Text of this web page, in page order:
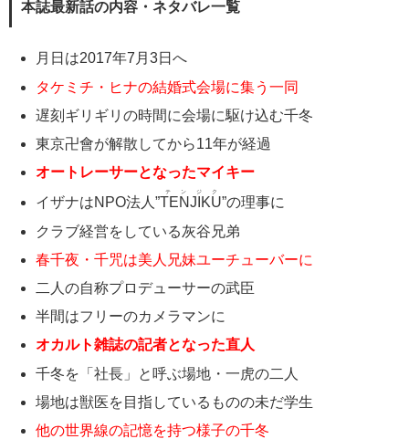
本誌最新話の内容・ネタバレ一覧
月日は2017年7月3日へ
タケミチ・ヒナの結婚式会場に集う一同
遅刻ギリギリの時間に会場に駆け込む千冬
東京卍會が解散してから11年が経過
オートレーサーとなったマイキー
イザナはNPO法人”TENJIKU
テンジク
”の理事に
クラブ経営をしている灰谷兄弟
春千夜・千咒は美人兄妹ユーチューバーに
二人の自称プロデューサーの武臣
半間はフリーのカメラマンに
オカルト雑誌の記者となった直人
千冬を「社長」と呼ぶ場地・一虎の二人
場地は獣医を目指しているものの未だ学生
他の世界線の記憶を持つ様子の千冬